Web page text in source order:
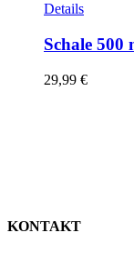
Details
Schale 500
29,99 €
KONTAKT